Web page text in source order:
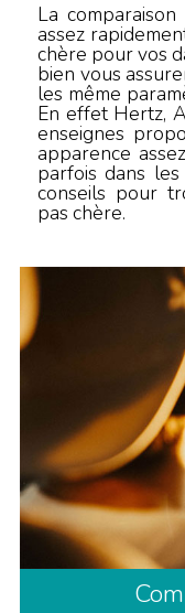
La
assez
chère pour vos
bien vous
les même
En effet Hertz,
enseignes
apparence
parfois dans
conseils pour
pas chère.